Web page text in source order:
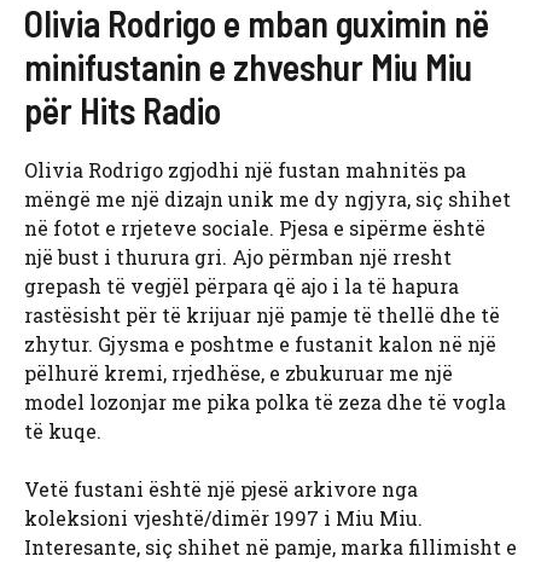
Olivia Rodrigo e mban guximin në
minifustanin e zhveshur Miu Miu
për Hits Radio
Olivia Rodrigo zgjodhi një fustan mahnitës pa
mëngë me një dizajn unik me dy ngjyra, siç shihet
në fotot e rrjeteve sociale. Pjesa e sipërme është
një bust i thurura gri. Ajo përmban një rresht
grepash të vegjël përpara që ajo i la të hapura
rastësisht për të krijuar një pamje të thellë dhe të
zhytur. Gjysma e poshtme e fustanit kalon në një
pëlhurë kremi, rrjedhëse, e zbukuruar me një
model lozonjar me pika polka të zeza dhe të vogla
të kuqe.
Vetë fustani është një pjesë arkivore nga
koleksioni vjeshtë/dimër 1997 i Miu Miu.
Interesante, siç shihet në pamje, marka fillimisht e